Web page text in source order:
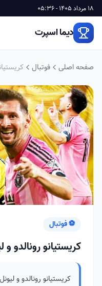
18 مرداد 1405 - 05:36
دیما اسپرت
صفحه اصلی فوتبال
⚽ فوتبال
کریستیانو رونالدو
کریستیانو رونالدو و